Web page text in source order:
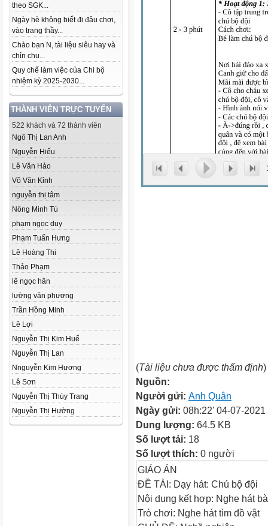
theo SGK...
Ngày hè không biết đi đâu chơi,
vào trang thầy...
Chào bạn N, tài liệu siêu hay và
chỉn chu...
Quy chế làm việc của Chi bộ
nhiệm kỳ 2025-2030...
THÀNH VIÊN TRỰC TUYẾN
522 khách và 72 thành viên
Ngô Thị Lan Anh
Nguyễn Hiếu
Lê Văn Hảo
Võ Văn Kỉnh
nguyễn thị tâm
Nông Minh Tú
phạm ngọc duy
Phạm Tuấn Hưng
Lê Hoàng Thi
Thảo Phạm
lê ngọc hân
lường văn phương
Trần Hồng Minh
Lê Lợi
Nguyễn Thị Kim Huế
Nguyễn Thị Lan
Nnguyễn Kim Hương
Lê Sơn
Nguyễn Thị Thùy Trang
Nguyễn Thị Hường
(Tài liệu chưa được thẩm định)
Nguồn:
Người gửi: Anh Quân
Ngày gửi: 08h:22' 04-07-2021
Dung lượng: 64.5 KB
Số lượt tải: 18
Số lượt thích: 0 người
GIÁO ÁN
ĐỀ TÀI: Dạy hát: Chú bộ đội
Nội dung kết hợp: Nghe hát
Trò chơi: Nghe hát tìm đồ vật